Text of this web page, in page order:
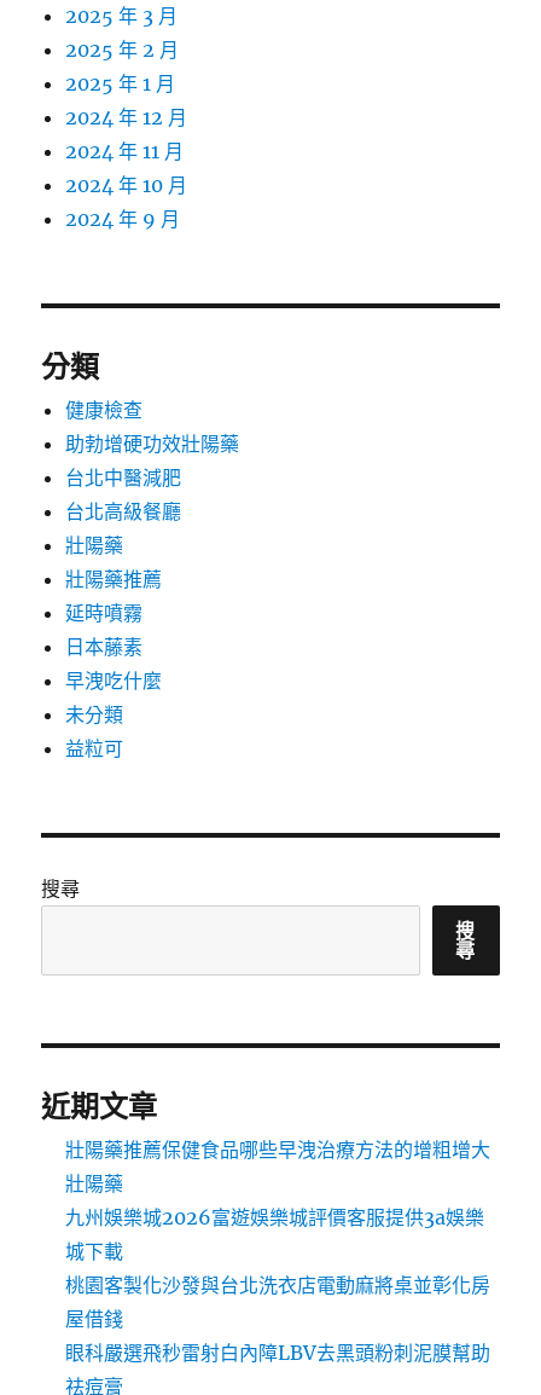
2025 年 3 月
2025 年 2 月
2025 年 1 月
2024 年 12 月
2024 年 11 月
2024 年 10 月
2024 年 9 月
分類
健康檢查
助勃增硬功效壯陽藥
台北中醫減肥
台北高級餐廳
壯陽藥
壯陽藥推薦
延時噴霧
日本藤素
早洩吃什麼
未分類
益粒可
搜尋
搜
尋
近期文章
壯陽藥推薦保健食品哪些早洩治療方法的增粗增大
壯陽藥
九州娛樂城2026富遊娛樂城評價客服提供3a娛樂
城下載
桃園客製化沙發與台北洗衣店電動麻將桌並彰化房
屋借錢
眼科嚴選飛秒雷射白內障LBV去黑頭粉刺泥膜幫助
祛痘膏